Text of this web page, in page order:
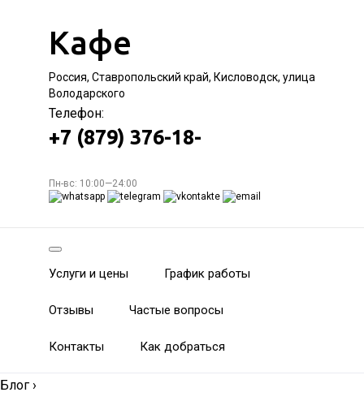
Кафе
Россия, Ставропольский край, Кисловодск, улица
Володарского
Телефон:
+7 (879) 376-18-
Пн-вс: 10:00—24:00
Услуги и цены График работы
Отзывы Частые вопросы
Контакты Как добраться
Блог ›